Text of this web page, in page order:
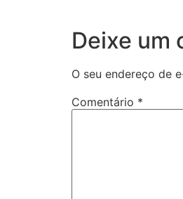
Deixe um
O seu endereço de
Comentário *